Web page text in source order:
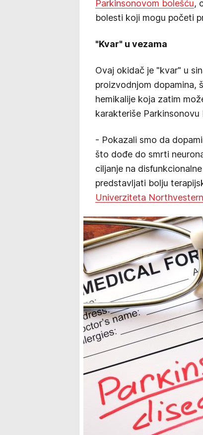
Parkinsonovom bolešću,
bolesti koji mogu početi
"Kvar" u vezama
Ovaj okidač je "kvar" u
proizvodnjom dopamina,
hemikalije koja zatim
karakteriše Parkinsonovu
- Pokazali smo da
što dođe do smrti
ciljanje na
predstavljati bolju
Univerziteta